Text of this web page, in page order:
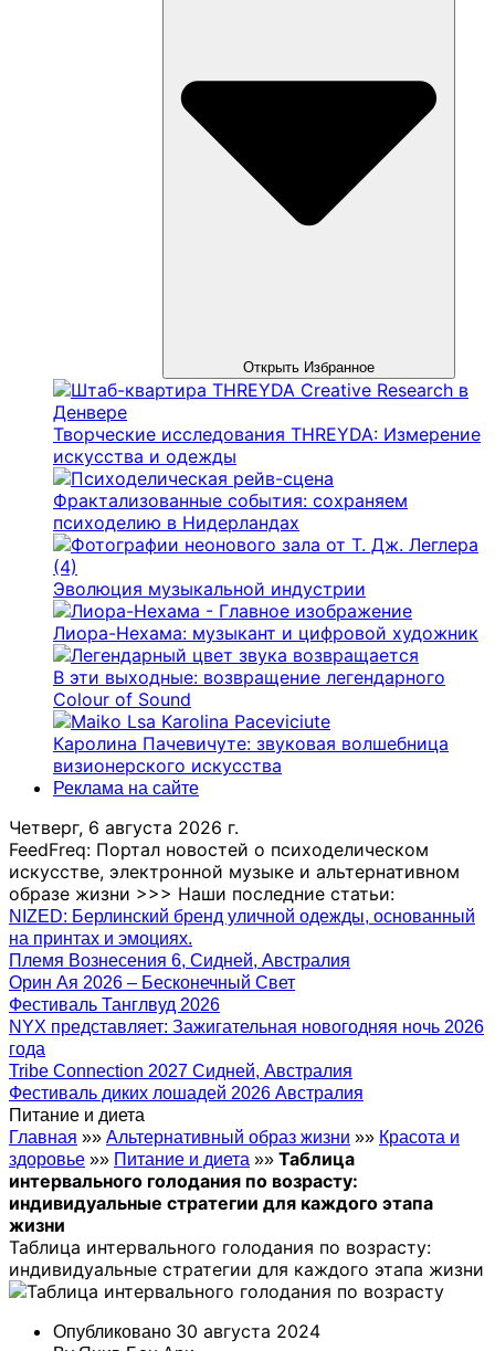
Открыть Избранное
Творческие исследования THREYDA: Измерение
искусства и одежды
Фрактализованные события: сохраняем
психоделию в Нидерландах
Эволюция музыкальной индустрии
Лиора-Нехама: музыкант и цифровой художник
В эти выходные: возвращение легендарного
Colour of Sound
Каролина Пачевичуте: звуковая волшебница
визионерского искусства
Реклама на сайте
Четверг, 6 августа 2026 г.
FeedFreq: Портал новостей о психоделическом
искусстве, электронной музыке и альтернативном
образе жизни >>> Наши последние статьи:
NIZED: Берлинский бренд уличной одежды, основанный
на принтах и ​​эмоциях.
Племя Вознесения 6, Сидней, Австралия
Орин Ая 2026 – Бесконечный Свет
Фестиваль Танглвуд 2026
NYX представляет: Зажигательная новогодняя ночь 2026
года
Tribe Connection 2027 Сидней, Австралия
Фестиваль диких лошадей 2026 Австралия
Питание и диета
Главная »» Альтернативный образ жизни »» Красота и
здоровье »» Питание и диета »» Таблица
интервального голодания по возрасту:
индивидуальные стратегии для каждого этапа
жизни
Таблица интервального голодания по возрасту:
индивидуальные стратегии для каждого этапа жизни
Опубликовано 30 августа 2024